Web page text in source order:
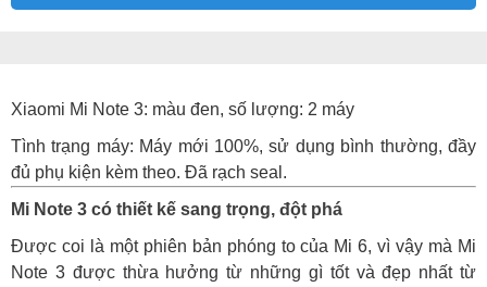
Xiaomi Mi Note 3: màu đen, số lượng: 2 máy
Tình trạng máy: Máy mới 100%, sử dụng bình thường, đầy
đủ phụ kiện kèm theo. Đã rạch seal.
Mi Note 3 có thiết kế sang trọng, đột phá
Được coi là một phiên bản phóng to của Mi 6, vì vậy mà Mi
Note 3 được thừa hưởng từ những gì tốt và đẹp nhất từ